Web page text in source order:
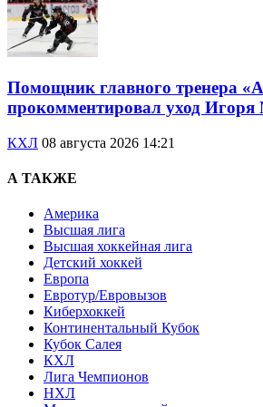
Помощник главного тренера
прокомментировал уход
КХЛ 08 августа 2026 14:21
А ТАКЖЕ
Америка
Высшая лига
Высшая хоккейная лига
Детский хоккей
Европа
Евротур/Евровызов
Киберхоккей
Континентальный Кубок
Кубок Салея
КХЛ
Лига Чемпионов
НХЛ